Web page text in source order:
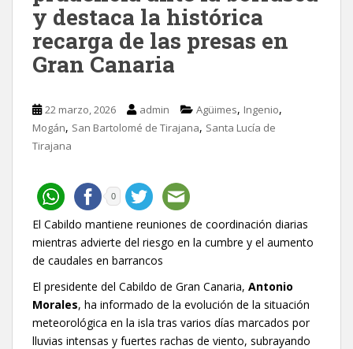
y destaca la histórica
recarga de las presas en
Gran Canaria
22 marzo, 2026 admin Agüimes, Ingenio,
Mogán, San Bartolomé de Tirajana, Santa Lucía de
Tirajana
0
El Cabildo mantiene reuniones de coordinación diarias
mientras advierte del riesgo en la cumbre y el aumento
de caudales en barrancos
El presidente del Cabildo de Gran Canaria, Antonio
Morales, ha informado de la evolución de la situación
meteorológica en la isla tras varios días marcados por
lluvias intensas y fuertes rachas de viento, subrayando